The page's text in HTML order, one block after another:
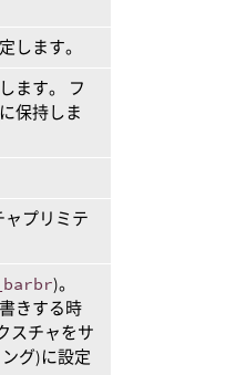
します。
ます。 フ
保持しま
ャプリミテ
)。
きする時
スチャをサ
グ)に設定